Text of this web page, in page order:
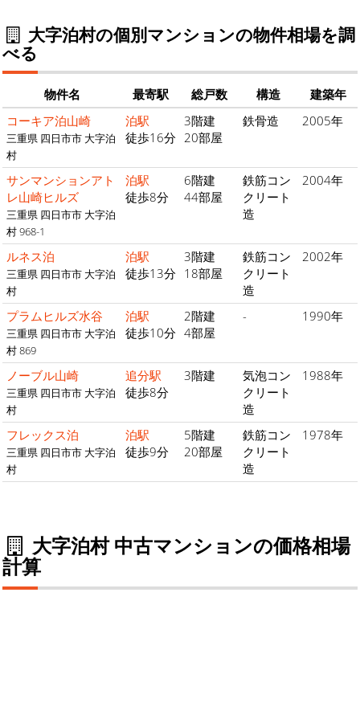
大字泊村の個別マンションの物件相場を調
べる
物件名 最寄駅 総戸数 構造
建築年
コーキア泊山崎
三重県 四日市市 大字泊
村
泊駅
徒歩16分
3階建
20部屋
鉄骨造 2005年
サンマンションアト
レ山崎ヒルズ
三重県 四日市市 大字泊
村 968-1
泊駅
徒歩8分
6階建
44部屋
鉄筋コン
クリート
造
2004年
ルネス泊
三重県 四日市市 大字泊
村
泊駅
徒歩13分
3階建
18部屋
鉄筋コン
クリート
造
2002年
プラムヒルズ水谷
三重県 四日市市 大字泊
村 869
泊駅
徒歩10分
2階建
4部屋
- 1990年
ノーブル山崎
三重県 四日市市 大字泊
村
追分駅
徒歩8分
3階建
気泡コン
クリート
造
1988年
フレックス泊
三重県 四日市市 大字泊
村
泊駅
徒歩9分
5階建
20部屋
鉄筋コン
クリート
造
1978年
大字泊村 中古マンションの価格相場
計算